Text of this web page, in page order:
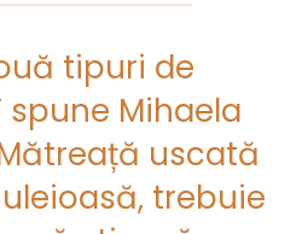
tipuri de
spune Mihaela
uscată
trebuie